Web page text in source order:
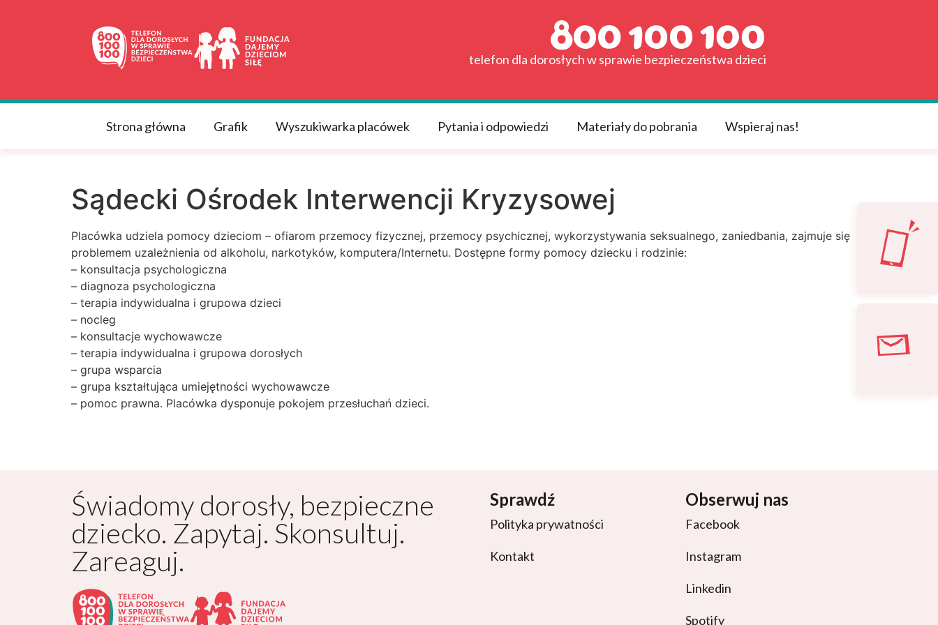
telefon dla dorosłych w sprawie bezpieczeństwa dzieci
Strona główna Grafik Wyszukiwarka placówek Pytania i odpowiedzi Materiały do pobrania Wspieraj nas!
Sądecki Ośrodek Interwencji Kryzysowej
Placówka udziela pomocy dzieciom – ofiarom przemocy fizycznej, przemocy psychicznej, wykorzystywania seksualnego, zaniedbania, zajmuje się
problemem uzależnienia od alkoholu, narkotyków, komputera/Internetu. Dostępne formy pomocy dziecku i rodzinie:
– konsultacja psychologiczna
– diagnoza psychologiczna
– terapia indywidualna i grupowa dzieci
– nocleg
– konsultacje wychowawcze
– terapia indywidualna i grupowa dorosłych
– grupa wsparcia
– grupa kształtująca umiejętności wychowawcze
– pomoc prawna. Placówka dysponuje pokojem przesłuchań dzieci.
Świadomy dorosły, bezpieczne
dziecko. Zapytaj. Skonsultuj.
Zareaguj.
Sprawdź
Polityka prywatności
Kontakt
Obserwuj nas
Facebook
Instagram
Linkedin
Spotify